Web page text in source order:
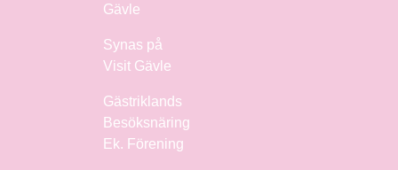
Gävle
Synas på
Visit Gävle
Gästriklands
Besöksnäring
Ek. Förening